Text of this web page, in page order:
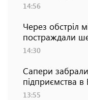
14:56
Через обстріл
постраждали
14:30
Сапери
підприємства в
13:55